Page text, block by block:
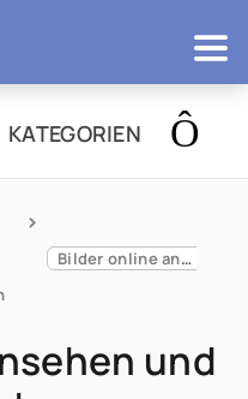
KATEGORIEN
Bilder online ansehen und organisieren, ohne Software
und